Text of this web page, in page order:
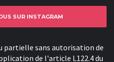
SUR INSTAGRAM
sans autorisation de
de l'article L122.4 du